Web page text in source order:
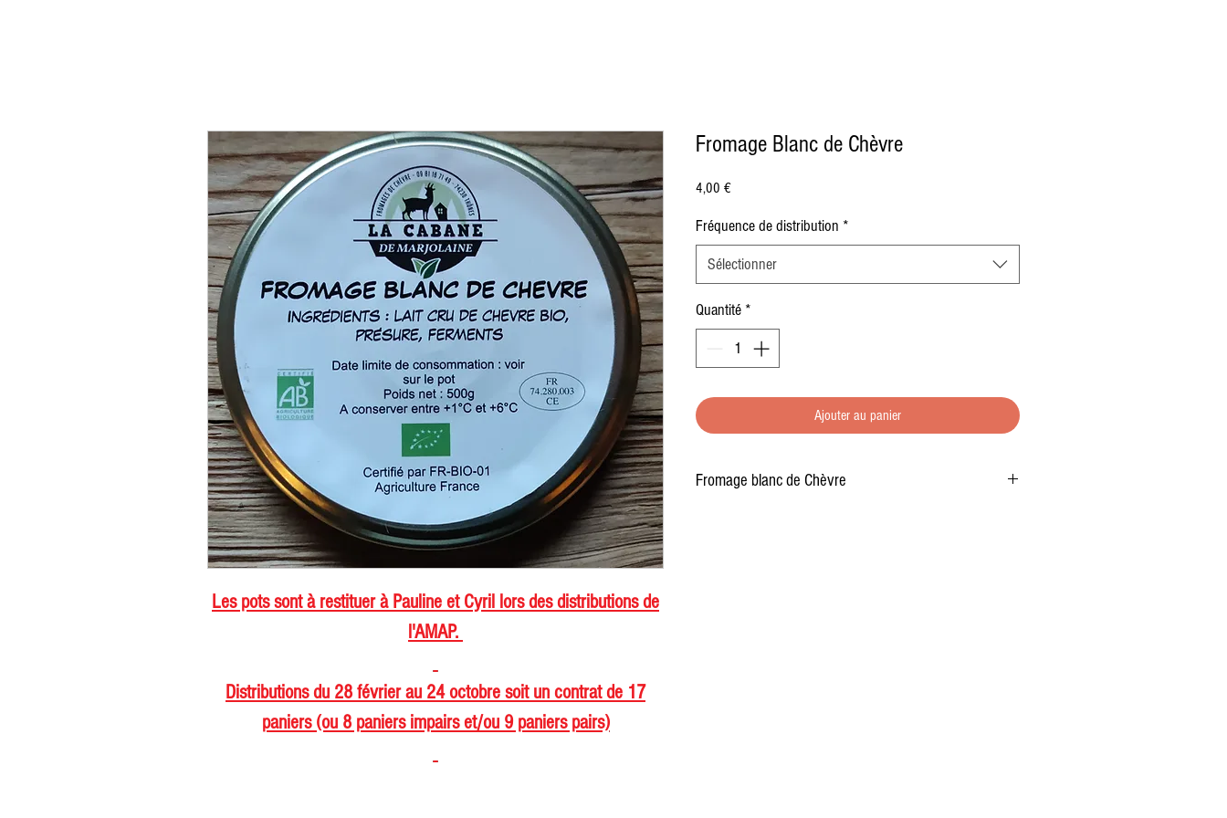
Les pots sont à restituer à Pauline et Cyril lors des distributions de
l'AMAP.
Distributions du 28 février au 24 octobre soit un contrat de 17
paniers (ou 8 paniers impairs et/ou 9 paniers pairs)
Fromage Blanc de Chèvre
4,00 €Prix
Fréquence de distribution *
Sélectionner
Quantité *
Ajouter au panier
Fromage blanc de Chèvre